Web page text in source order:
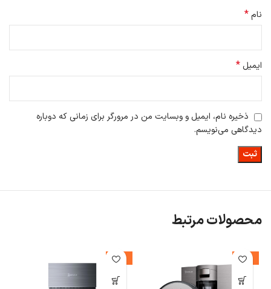
نام*
ایمیل *
ذخیره نام، ایمیل و وبسایت من در مرورگر برای زمانی که دوباره
دیدگاهی می‌نویسم.
محصولات مرتبط
-14%
-26%